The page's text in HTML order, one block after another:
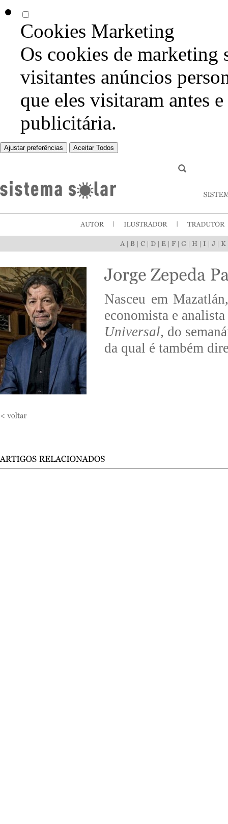
Cookies Marketing
Os cookies de marketing
visitantes anúncios
que eles visitaram antes
publicitária.
Ajustar preferências Aceitar Todos
Nasceu em
economista e
Universal, do
da qual é também